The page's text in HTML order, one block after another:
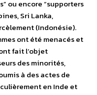
ou encore “supporters
Sri Lanka,
(Indonésie).
ont été menacés et
fait l’objet
des minorités,
à des actes de
en Inde et